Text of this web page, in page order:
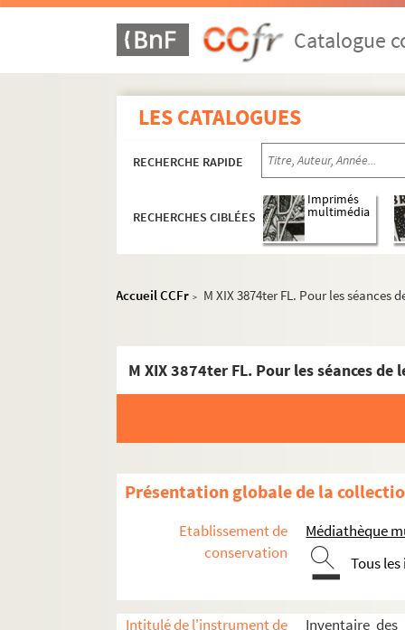
Catalogue
LES CATALOGUES
RECHERCHE RAPIDE
RECHERCHES CIBLÉES
Imprimés
multimédia
Accueil CCFr > M XIX 3874ter FL. Pour les séances
M XIX 3874ter FL. Pour les séances de
Présentation globale de la
Etablissement de
conservation
Médiathèque
Tous
Intitulé de l'instrument de
Inventaire